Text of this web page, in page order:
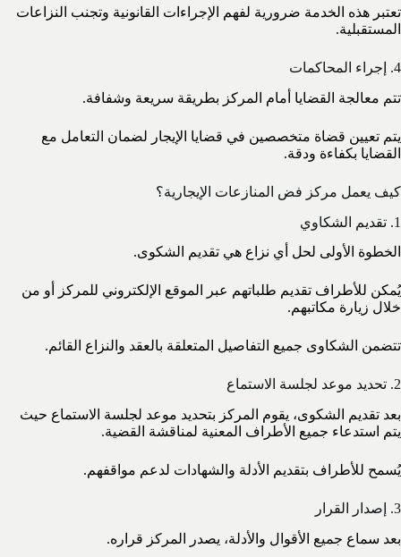
تعتبر هذه الخدمة ضرورية لفهم الإجراءات القانونية وتجنب النزاعات
المستقبلية.
4. إجراء المحاكمات
تتم معالجة القضايا أمام المركز بطريقة سريعة وشفافة.
يتم تعيين قضاة متخصصين في قضايا الإيجار لضمان التعامل مع
القضايا بكفاءة ودقة.
كيف يعمل مركز فض المنازعات الإيجارية؟
1. تقديم الشكاوي
الخطوة الأولى لحل أي نزاع هي تقديم الشكوى.
يُمكن للأطراف تقديم طلباتهم عبر الموقع الإلكتروني للمركز أو من
خلال زيارة مكاتبهم.
تتضمن الشكاوى جميع التفاصيل المتعلقة بالعقد والنزاع القائم.
2. تحديد موعد لجلسة الاستماع
بعد تقديم الشكوى، يقوم المركز بتحديد موعد لجلسة الاستماع حيث
يتم استدعاء جميع الأطراف المعنية لمناقشة القضية.
يُسمح للأطراف بتقديم الأدلة والشهادات لدعم مواقفهم.
3. إصدار القرار
بعد سماع جميع الأقوال والأدلة، يصدر المركز قراره.